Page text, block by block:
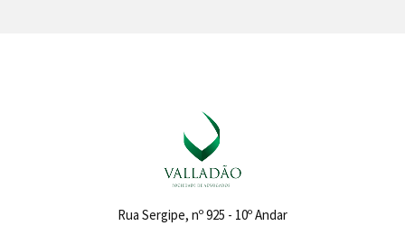
Rua Sergipe, nº 925 - 10º Andar